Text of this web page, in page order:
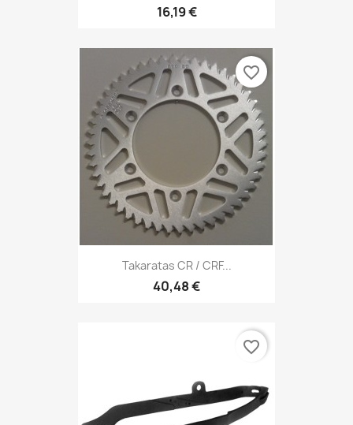
16,19 €
Takaratas CR / CRF...
40,48 €
favorite_border
favorite_border